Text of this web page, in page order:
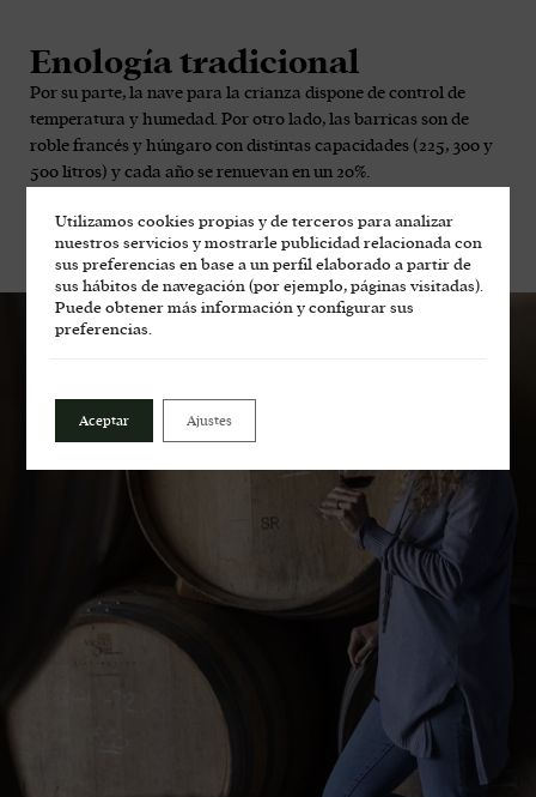
Enología tradicional
Por su parte, la nave para la crianza dispone de control de
temperatura y humedad. Por otro lado, las barricas son de
roble francés y húngaro con distintas capacidades (225, 300 y
500 litros) y cada año se renuevan en un 20%.
También contamos con foudres de 1.450 litros que utilizamos
para los coupages y afinamiento de los vinos.
Utilizamos cookies propias y de terceros para analizar
nuestros servicios y mostrarle publicidad relacionada con
sus preferencias en base a un perfil elaborado a partir de
sus hábitos de navegación (por ejemplo, páginas visitadas).
Puede obtener más información y configurar sus
preferencias.
Aceptar Ajustes